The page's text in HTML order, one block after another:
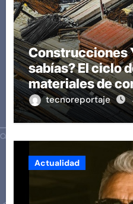
Construcciones
sabías? El ciclo
materiales de
revoluciona
proyectos
tecnoreportaje
Actualidad